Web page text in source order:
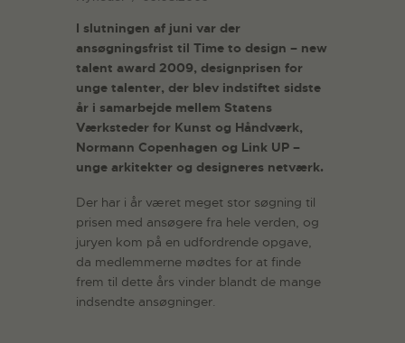
I slutningen af juni var der
ansøgningsfrist til Time to design – new
talent award 2009, designprisen for
unge talenter, der blev indstiftet sidste
år i samarbejde mellem Statens
Værksteder for Kunst og Håndværk,
Normann Copenhagen og Link UP –
unge arkitekter og designeres netværk.
Der har i år været meget stor søgning til
prisen med ansøgere fra hele verden, og
juryen kom på en udfordrende opgave,
da medlemmerne mødtes for at finde
frem til dette års vinder blandt de mange
indsendte ansøgninger.